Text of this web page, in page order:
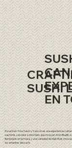
El sushi en Tora Tulum y Cancún es una experiencia
sashimis, servidos sobre hielo, que incluyen Atún Bluefin,
flambeado en la mesa, y una variedad de Maki Rolls
los amantes del sushi.
EN
SUSHI